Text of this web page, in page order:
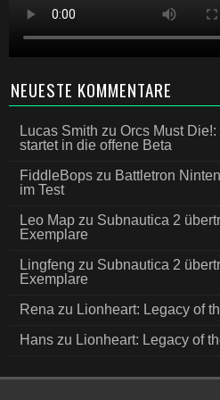
NEUESTE KOMMENTARE
Lucas Smith zu Orcs Must
startet in die offene Beta
FiddleBops zu Battletron
im Test
Leo Map zu Subnautica 2
Exemplare
Lingfeng zu Subnautica 2
Exemplare
Rena zu Lionheart: Legacy of
Hans zu Lionheart: Legacy of